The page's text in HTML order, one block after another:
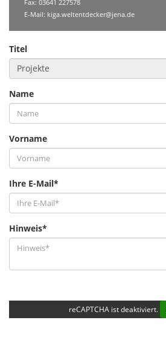
Fax: 03641 227578
E-Mail: kiga.weltentdecker@jena.de
Titel
Name
Vorname
Ihre E-Mail*
Hinweis*
reCAPTCHA ist deaktiviert.